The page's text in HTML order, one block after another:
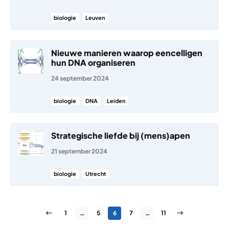
biologie Leuven
Nieuwe manieren waarop eencelligen
hun DNA organiseren
24 september 2024
biologie DNA Leiden
Strategische liefde bij (mens)apen
21 september 2024
biologie Utrecht
Berichten paginering
Vorige pagina
Pagina
1 … Pagina
5 Pagina
6 Pagina
7 … Pagina
11 Volgende